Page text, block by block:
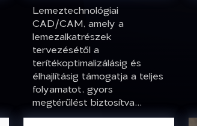
Lemeztechnológiai
CAD/CAM, amely a
lemezalkatrészek
tervezésétől a
terítékoptimalizálásig és
élhajlításig támogatja a teljes
folyamatot, gyors
megtérülést biztosítva...